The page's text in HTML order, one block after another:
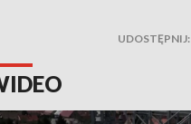
UDOSTĘPNIJ: